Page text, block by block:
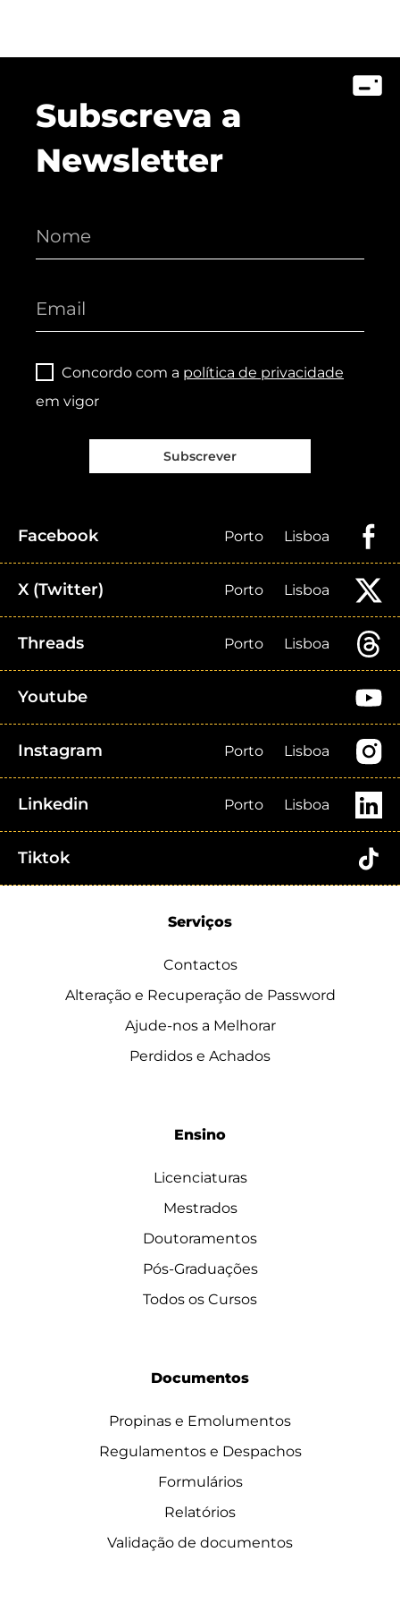
Subscreva a
Newsletter
Concordo com a política de privacidade
em vigor
Subscrever
Facebook Porto Lisboa
X (Twitter) Porto Lisboa
Threads Porto Lisboa
Youtube
Instagram Porto Lisboa
Linkedin Porto Lisboa
Tiktok
Serviços
Contactos
Alteração e Recuperação de Password
Ajude-nos a Melhorar
Perdidos e Achados
Ensino
Licenciaturas
Mestrados
Doutoramentos
Pós-Graduações
Todos os Cursos
Documentos
Propinas e Emolumentos
Regulamentos e Despachos
Formulários
Relatórios
Validação de documentos